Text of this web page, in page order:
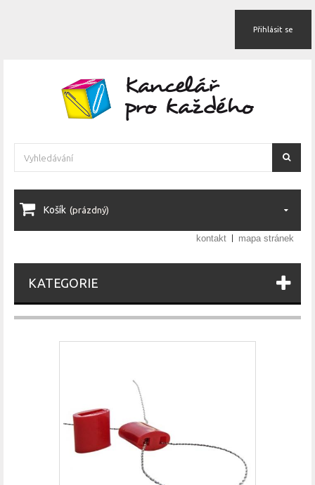
Přihlásit se
Košík (prázdný)
kontakt mapa stránek
KATEGORIE